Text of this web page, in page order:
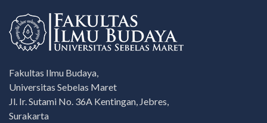
Fakultas Ilmu Budaya,
Universitas Sebelas Maret
Jl. Ir. Sutami No. 36A Kentingan, Jebres,
Surakarta